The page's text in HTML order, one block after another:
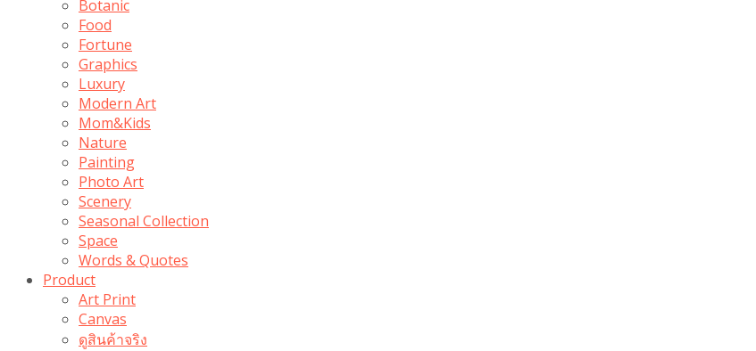
Botanic
Food
Fortune
Graphics
Luxury
Modern Art
Mom&Kids
Nature
Painting
Photo Art
Scenery
Seasonal Collection
Space
Words & Quotes
Product
Art Print
Canvas
ดูสินค้าจริง